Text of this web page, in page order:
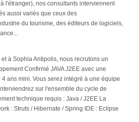
l'étranger), nos consultants interviennent
aussi variés que ceux des
du tourisme, des éditeurs de logiciels,
à Sophia Antipolis, nous recrutons un
Confirmé JAVA J2EE avec une
ans mini. Vous serez intégré à une équipe
sur l'ensemble du cycle de
technique requis : Java / J2EE La
: Struts / Hibernate / Spring IDE : Eclipse